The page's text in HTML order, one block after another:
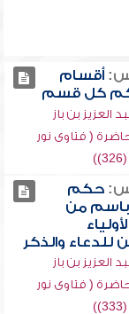
أقسام
كل قسم
العزيز بن باز
( فتاوى نور
حكم
باسم من
للدعاء والذكر
العزيز بن باز
( فتاوى نور